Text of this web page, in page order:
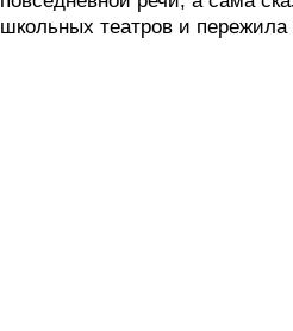
школьных театров и